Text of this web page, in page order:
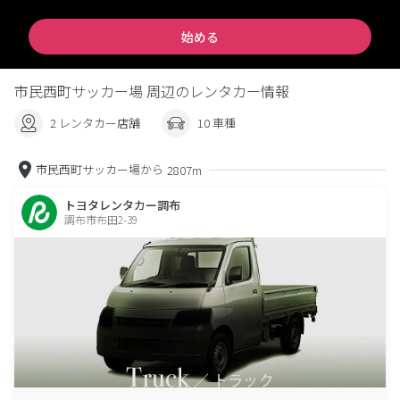
始める
市民西町サッカー場 周辺のレンタカー情報
2 レンタカー店舗 10 車種
市民西町サッカー場から 2807m
トヨタレンタカー調布
調布市布田2-39